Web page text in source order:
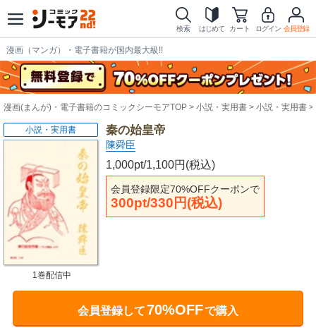
検索 はじめて カート ログイン 会員登録
漫画（マンガ）・電子書籍が国内最大級!!
漫画(まんが)・電子書籍のコミックシーモアTOP 小説・実用書 小説・実用書
秦の始皇帝
陳舜臣
1,000pt/1,100円(税込)
会員登録限定70%OFFクーポンで
300pt/330円(税込)
小説・実用書
1巻配信中
会員登録して70%OFFで購入